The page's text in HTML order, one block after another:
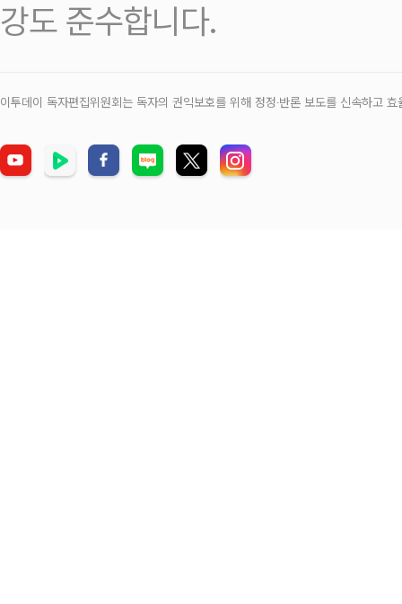
강도 준수합니다.
이투데이 독자편집위원회는 독자의 권익보호를 위해 정정‧반론 보도를 신속하고